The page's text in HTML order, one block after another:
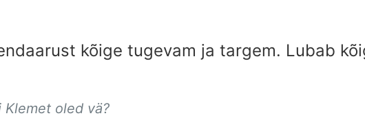
kõige tugevam ja targem. Lubab
Klemet oled vä?